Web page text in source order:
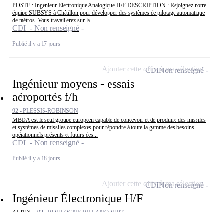
POSTE : Ingénieur Electronique Analogique H/F DESCRIPTION : Rejoignez notre
équipe SUBSYS à Châtillon pour développer des systèmes de pilotage automatique
de métros. Vous travaillerez sur la...
CDI - Non renseigné
Publié il y a 17 jours
Ingénieur moyens - essais
aéroportés f/h
92 - PLESSIS-ROBINSON
MBDA est le seul groupe européen capable de concevoir et de produire des missiles
et systèmes de missiles complexes pour répondre à toute la gamme des besoins
opérationnels présents et futurs des...
CDI - Non renseigné
Publié il y a 18 jours
CDINon renseigné
Ajouter cette offre à ma sélection
Ingénieur Électronique H/F
CDINon renseigné
Ajouter cette offre à ma sélection